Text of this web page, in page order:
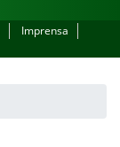
Imprensa